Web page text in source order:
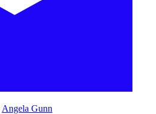
Angela Gunn